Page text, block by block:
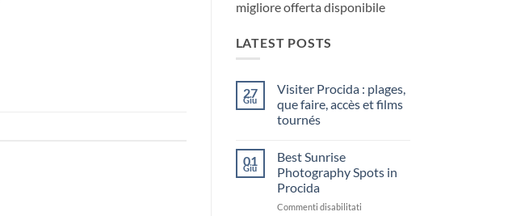
migliore offerta disponibile
LATEST POSTS
27
Giu
Visiter Procida : plages,
que faire, accès et films
tournés
su
Visiter
Procida
que
01
Giu
Best Sunrise
Photography Spots in
Procida
Commenti disabilitatisu